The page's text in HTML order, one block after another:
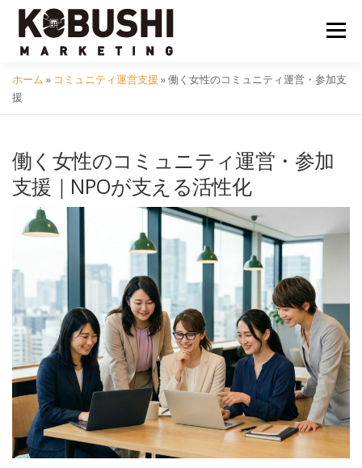
メニュ
コミュニティ サービス 資料DL 問い合わせ
ホーム » コミュニティ運営支援 »働く女性のコミュニティ運営・参加支
援
働く女性のコミュニティ運営・参加
支援｜NPOが支える活性化